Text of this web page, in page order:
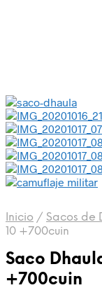
Inicio / Sacos de
10 +700cuin
Saco
+700cuin